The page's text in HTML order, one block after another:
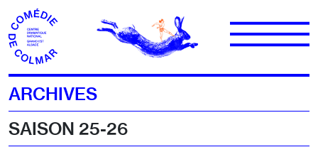
Aller au contenu
ARCHIVES
SAISON 25-26